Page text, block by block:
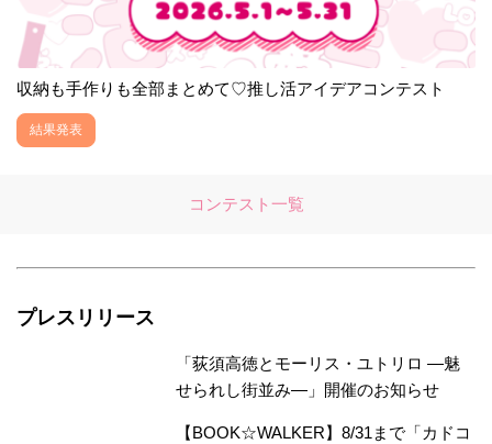
収納も手作りも全部まとめて♡推し活アイデアコンテスト
結果発表
コンテスト一覧
プレスリリース
「荻須高徳とモーリス・ユトリロ ―魅
せられし街並み―」開催のお知らせ
【BOOK☆WALKER】8/31まで「カドコ